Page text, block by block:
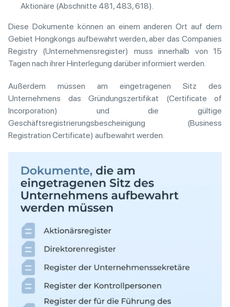
Aktionäre (Abschnitte 481, 483, 618).
Diese Dokumente können an einem anderen Ort auf dem
Gebiet Hongkongs aufbewahrt werden, aber das Companies
Registry (Unternehmensregister) muss innerhalb von 15
Tagen nach ihrer Hinterlegung darüber informiert werden.
Außerdem müssen am eingetragenen Sitz des
Unternehmens das Gründungszertifikat (Certificate of
Incorporation) und die gültige
Geschäftsregistrierungsbescheinigung (Business
Registration Certificate) aufbewahrt werden.